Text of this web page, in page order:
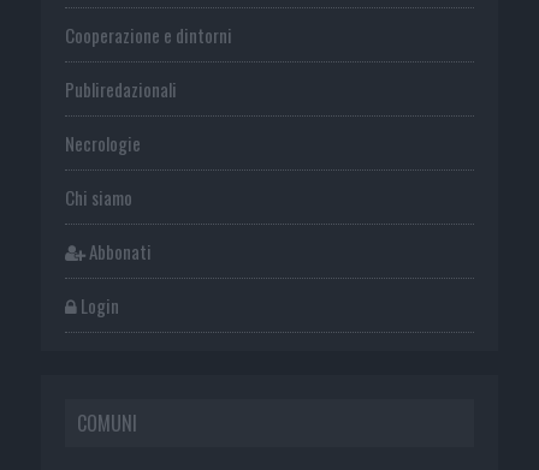
Cooperazione e dintorni
Publiredazionali
Necrologie
Chi siamo
Abbonati
Login
COMUNI